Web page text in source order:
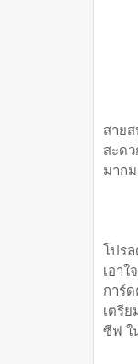
สาย
สะด
มาก
โปร
เอา
การ์
เตรี
ซีฟ ใ